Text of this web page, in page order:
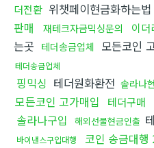
더전환 위챗페이현금화하는법
판매
재테크자금믹싱문의 이더
는곳 테더송금업체 모든코인
테더송금업체
핑믹싱 테더원화환전 솔라나
모든코인 고가매입
테더구매
솔라나구입 해외선물현금인출
바이낸스구입대행 코인 송금대행